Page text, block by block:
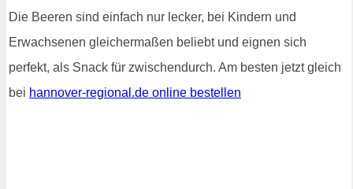
Die Beeren sind einfach nur lecker, bei Kindern und
Erwachsenen gleichermaßen beliebt und eignen sich
perfekt, als Snack für zwischendurch. Am besten jetzt gleich
bei hannover-regional.de online bestellen